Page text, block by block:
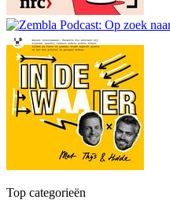
Top categorieën